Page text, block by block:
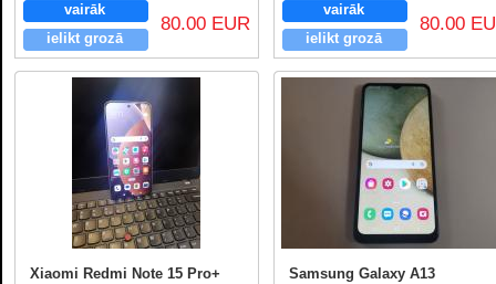
vairāk
ielikt grozā
80.00 EUR
vairāk
ielikt grozā
80.00
Xiaomi Redmi Note 15 Pro+ Samsung Galaxy A13